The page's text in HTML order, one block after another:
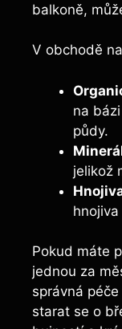
balkoně,
V obchodě
⁣na
půdy.
jelikož⁢
Pokud máte
jednou za
správná
starat se o